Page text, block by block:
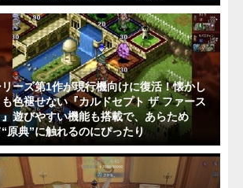
リーズ第1作が現行機向けに復活！懐かし
も色褪せない『カルドセプト ザ ファース
遊びやすい機能も搭載で、あらため
原典”に触れるのにぴったり